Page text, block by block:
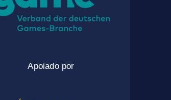
Apoiado por